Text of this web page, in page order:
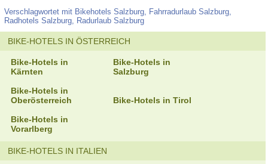
Verschlagwortet mit Bikehotels Salzburg, Fahrradurlaub Salzburg,
Radhotels Salzburg, Radurlaub Salzburg
BIKE-HOTELS IN ÖSTERREICH
Bike-Hotels in
Kärnten
Bike-Hotels in
Salzburg
Bike-Hotels in
Oberösterreich
Bike-Hotels in Tirol
Bike-Hotels in
Vorarlberg
BIKE-HOTELS IN ITALIEN